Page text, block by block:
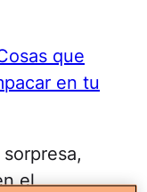
que
en tu
el